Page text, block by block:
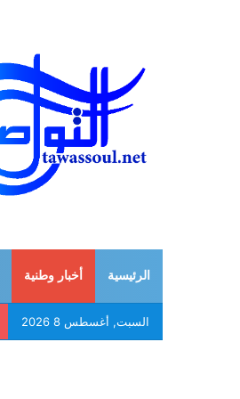
الرئيسية أخبار وطنية
السبت, أغسطس 8 2026